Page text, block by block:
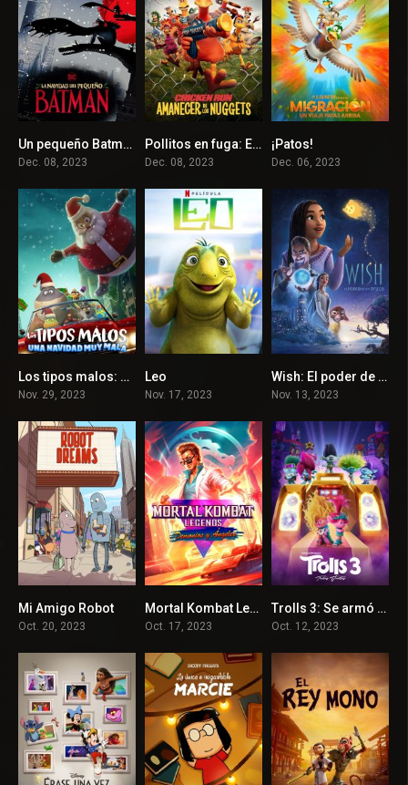
6.4Un pequeño Batman Navideño
Dec. 08, 2023
6.4Pollitos en fuga: El origen de los nuggets
Dec. 08, 2023
¡Patos!
Dec. 06, 2023
0
Los tipos malos: Una Navidad muy mala
Nov. 29, 2023
Leo
Nov. 17, 2023
5.6Wish: El poder de los deseos
Nov. 13, 2023
7.6
Mi Amigo Robot
Oct. 20, 2023
5.9Mortal Kombat Legends – Demonios y Ángeles
Oct. 17, 2023
6Trolls 3: Se armó la banda
Oct. 12, 2023